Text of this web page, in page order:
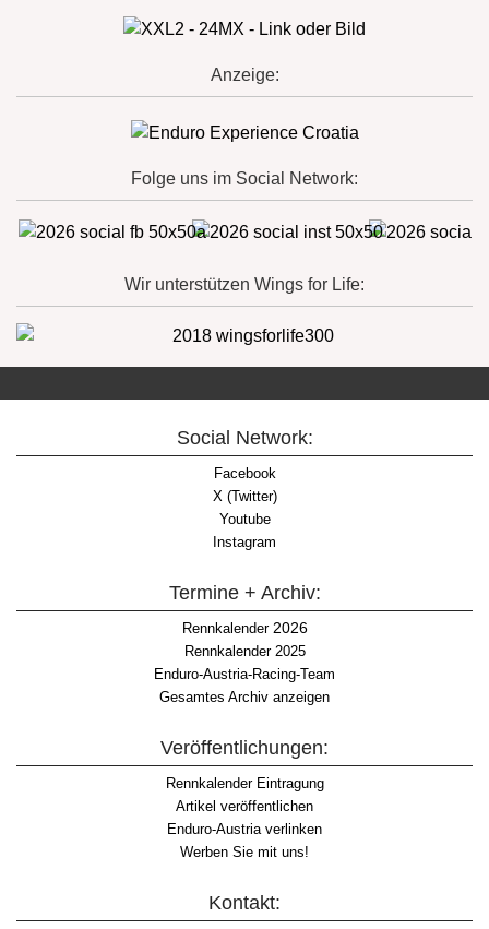
Anzeige:
Folge uns im Social Network:
Wir unterstützen Wings for Life:
Social Network:
Facebook
X (Twitter)
Youtube
Instagram
Termine + Archiv:
Rennkalender2026
Rennkalender 2025
Enduro-Austria-Racing-Team
Gesamtes Archiv anzeigen
Veröffentlichungen:
Rennkalender Eintragung
Artikel veröffentlichen
Enduro-Austria verlinken
Werben Sie mit uns!
Kontakt: